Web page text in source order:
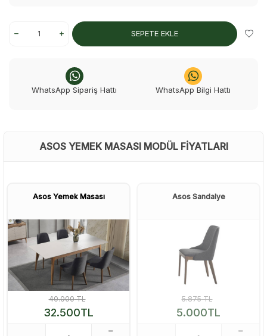
SEPETE EKLE
WhatsApp Sipariş Hattı WhatsApp Bilgi Hattı
ASOS YEMEK MASASI MODÜL FIYATLARI
Asos Yemek Masası
40.000TL
32.500TL
Asos Sandalye
5.875TL
5.000TL